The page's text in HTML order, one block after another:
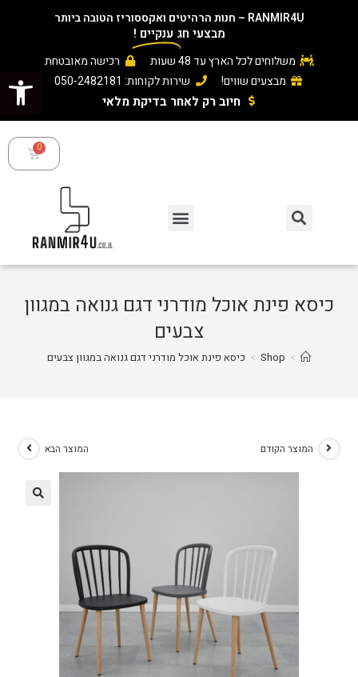
פתח סרגל נגישות
RANMIR4U – חנות הרהיטים ואקססוריז הטובה ביותר
מבצעי חג ענקיים !
משלוחים לכל הארץ עד 48 שעות
רכישה מאובטחת
מבצעים שווים!
שירות לקוחות: 050-2482181
חיוב רק לאחר בדיקת מלאי ​
כיסא פינת אוכל מודרני דגם גנואה במגוון
צבעים
>
Shop
> כיסא פינת אוכל מודרני דגם גנואה במגוון צבעים
המוצר הקודם המוצר הבא